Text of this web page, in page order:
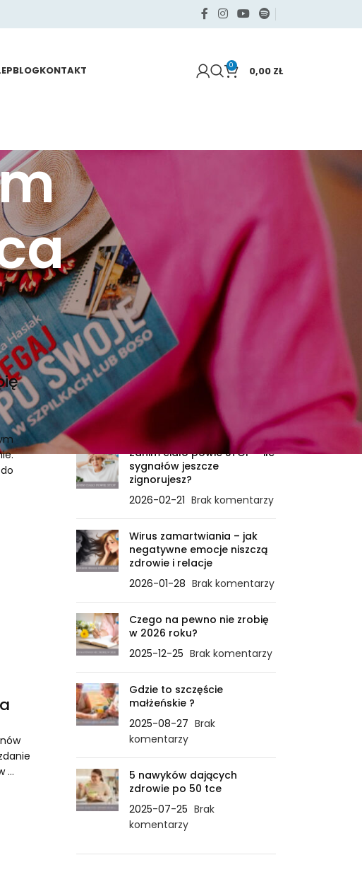
BLOGKONTAKT 0 0,00 ZŁ
...
KATEGORIE
Samo życie
Sięgaj po swoje
Zdrowie
OSTATNIE WPISY
Zanim ciało powie STOP – ile
sygnałów jeszcze
zignorujesz?
2026-02-21 Brak komentarzy
Wirus zamartwiania – jak
negatywne emocje niszczą
zdrowie i relacje
2026-01-28 Brak komentarzy
Czego na pewno nie zrobię
w 2026 roku?
2025-12-25 Brak komentarzy
Gdzie to szczęście
małżeńskie ?
2025-08-27 Brak
komentarzy
5 nawyków dających
zdrowie po 50 tce
2025-07-25 Brak
komentarzy